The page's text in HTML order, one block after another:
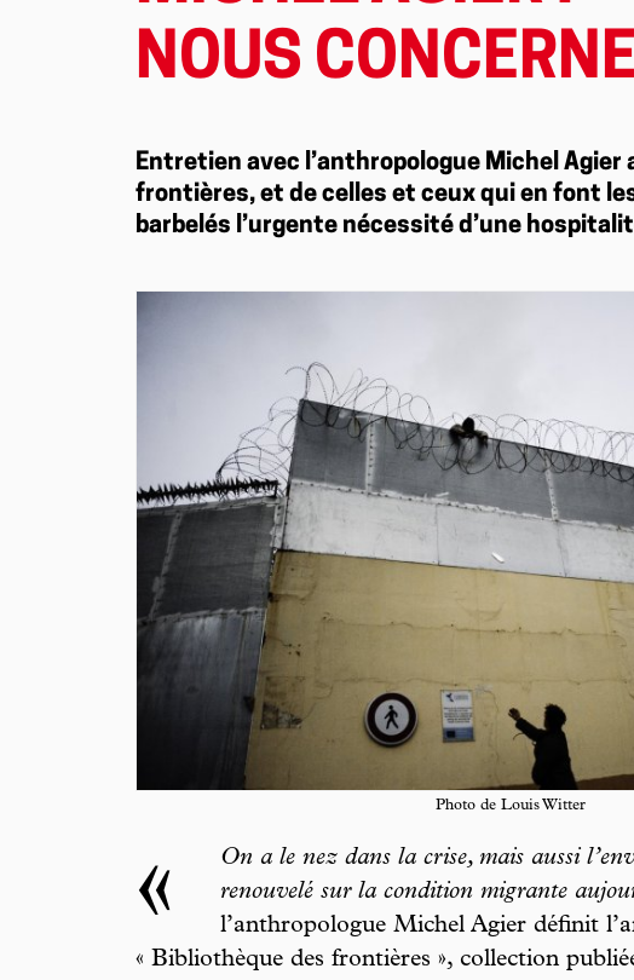
NOUS
Entretien avec l’anthropologue Michel
frontières, et de celles et ceux qui en font
barbelés l’urgente nécessité d’une
Photo de Louis Witter
«
On a le nez dans la crise, mais aussi
renouvelé sur la condition migrante
l’anthropologue Michel Agier définit
« Bibliothèque des frontières », collection